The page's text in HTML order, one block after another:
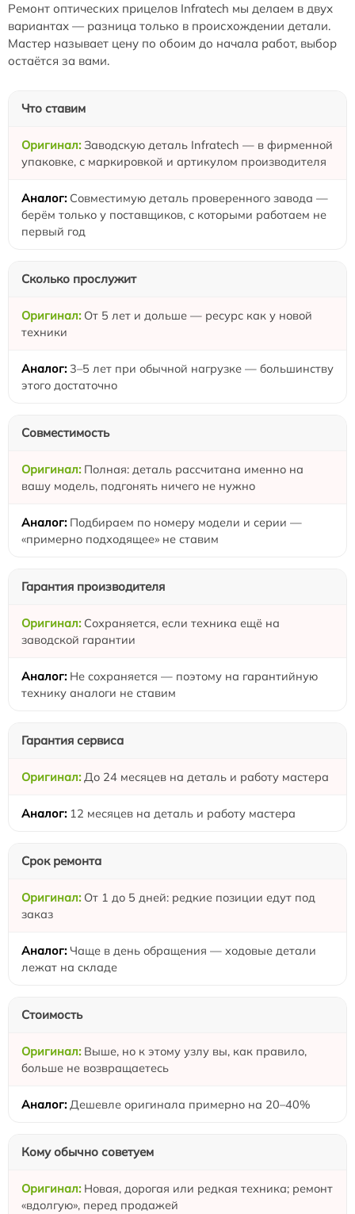
Ремонт оптических прицелов Infratech мы делаем в двух
вариантах — разница только в происхождении детали.
Мастер называет цену по обоим до начала работ, выбор
остаётся за вами.
Что ставим
Заводскую деталь Infratech — в фирменной
упаковке, с маркировкой и артикулом производителя
Совместимую деталь проверенного завода —
берём только у поставщиков, с которыми работаем не
первый год
Сколько прослужит
От 5 лет и дольше — ресурс как у новой
техники
3–5 лет при обычной нагрузке — большинству
этого достаточно
Совместимость
Полная: деталь рассчитана именно на
вашу модель, подгонять ничего не нужно
Подбираем по номеру модели и серии —
«примерно подходящее» не ставим
Гарантия производителя
Сохраняется, если техника ещё на
заводской гарантии
Не сохраняется — поэтому на гарантийную
технику аналоги не ставим
Гарантия сервиса
До 24 месяцев на деталь и работу мастера
12 месяцев на деталь и работу мастера
Срок ремонта
От 1 до 5 дней: редкие позиции едут под
заказ
Чаще в день обращения — ходовые детали
лежат на складе
Стоимость
Выше, но к этому узлу вы, как правило,
больше не возвращаетесь
Дешевле оригинала примерно на 20–40%
Кому обычно советуем
Новая, дорогая или редкая техника; ремонт
«вдолгую», перед продажей